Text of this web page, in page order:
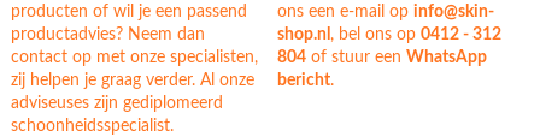
producten of wil je een passend
productadvies? Neem dan
contact op met onze specialisten,
zij helpen je graag verder. Al onze
adviseuses zijn gediplomeerd
schoonheidsspecialist.
ons een e-mail op info@skin-
shop.nl, bel ons op0412 - 312
804 of stuur eenWhatsApp
bericht.